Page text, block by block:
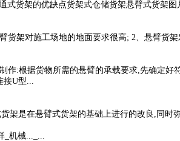
式货架的优缺点货架式仓储货架悬臂式货架
货架对施工场地的地面要求很高; 2、悬臂货
作:根据货物所需的悬臂的承载要求,先确定好
接U型...
架是在悬臂式货架的基础上进行的改良,同时
_机械..._...